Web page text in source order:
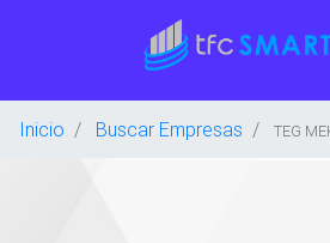
Inicio Buscar Empresas TEG